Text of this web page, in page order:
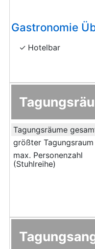
Gastronomie
Hotelbar
Tagungsräume
größter Tagungsraum
max. Personenzahl
(Stuhlreihe)